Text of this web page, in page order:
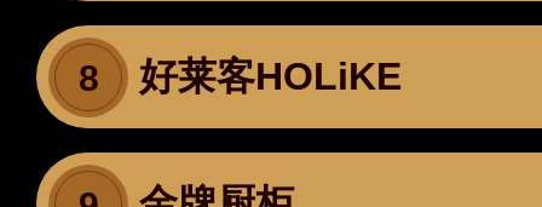
8 好莱客HOLiKE